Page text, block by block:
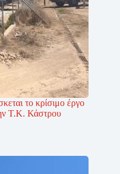
το κρίσιμο έργο
Τ.Κ. Κάστρου